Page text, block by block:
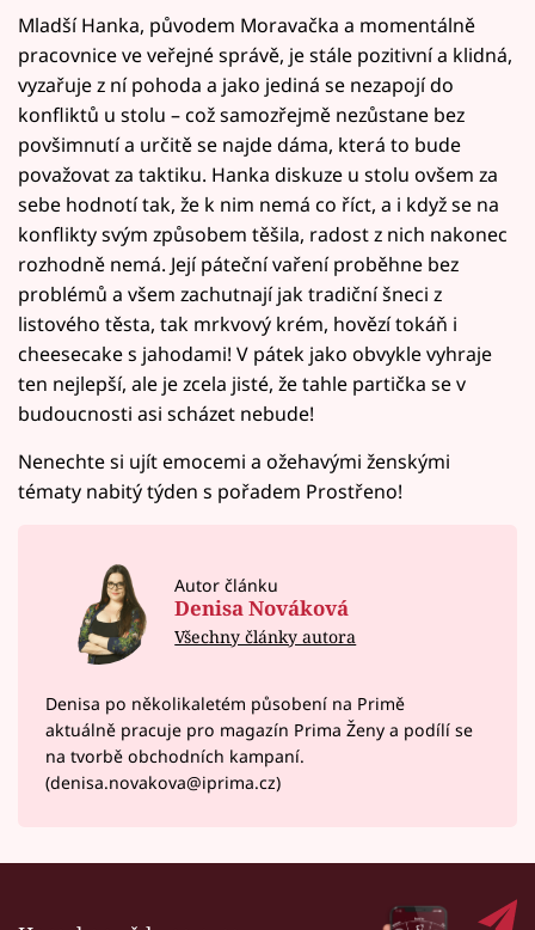
Mladší Hanka, původem Moravačka a momentálně
pracovnice ve veřejné správě, je stále pozitivní a klidná,
vyzařuje z ní pohoda a jako jediná se nezapojí do
konfliktů u stolu – což samozřejmě nezůstane bez
povšimnutí a určitě se najde dáma, která to bude
považovat za taktiku. Hanka diskuze u stolu ovšem za
sebe hodnotí tak, že k nim nemá co říct, a i když se na
konflikty svým způsobem těšila, radost z nich nakonec
rozhodně nemá. Její páteční vaření proběhne bez
problémů a všem zachutnají jak tradiční šneci z
listového těsta, tak mrkvový krém, hovězí tokáň i
cheesecake s jahodami! V pátek jako obvykle vyhraje
ten nejlepší, ale je zcela jisté, že tahle partička se v
budoucnosti asi scházet nebude!
Nenechte si ujít emocemi a ožehavými ženskými
tématy nabitý týden s pořadem Prostřeno!
Autor článku
Denisa Nováková
Všechny články autora
Denisa po několikaletém působení na Primě
aktuálně pracuje pro magazín Prima Ženy a podílí se
na tvorbě obchodních kampaní.
(denisa.novakova@iprima.cz)